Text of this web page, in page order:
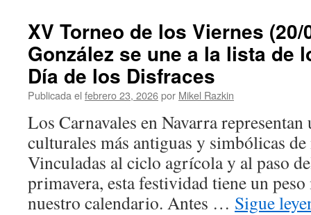
XV Torneo de los Viernes
González se une a la lista de
Día de los Disfraces
Publicada el febrero 23, 2026por Mikel Razkin
Los Carnavales en Navarra representan
culturales más antiguas y simbólicas
Vinculadas al ciclo agrícola y al paso
primavera, esta festividad tiene un
nuestro calendario. Antes … Sigue